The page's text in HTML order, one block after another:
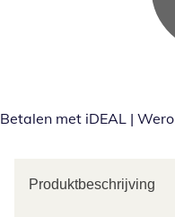
Betalen met iDEAL | Wero
Produktbeschrijving